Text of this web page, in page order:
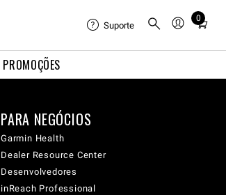
PROMOÇÕES
Suporte
0
Total
cart:
PARA NEGÓCIOS
Garmin Health
Dealer Resource Center
Desenvolvedores
inReach Professional